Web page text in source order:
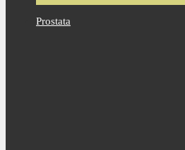
Prostata